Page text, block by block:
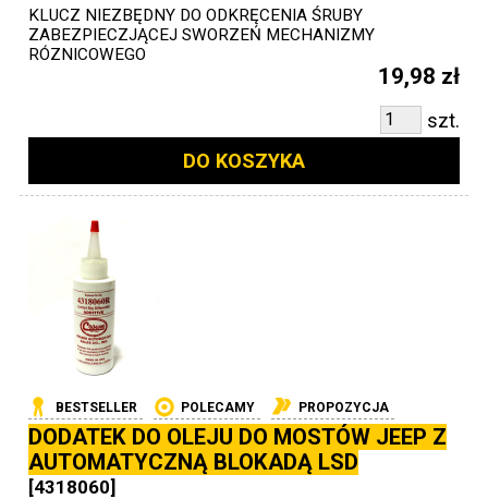
KLUCZ NIEZBĘDNY DO ODKRĘCENIA ŚRUBY
ZABEZPIECZJĄCEJ SWORZEŃ MECHANIZMY
RÓZNICOWEGO
19,98 zł
szt.
DO KOSZYKA
BESTSELLER POLECAMY PROPOZYCJA
DODATEK DO OLEJU DO MOSTÓW JEEP Z
AUTOMATYCZNĄ BLOKADĄ LSD
[4318060]